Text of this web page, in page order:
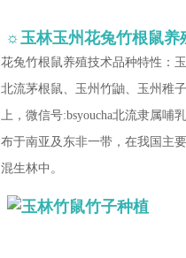
☼玉林玉州花兔竹根鼠养
花兔竹根鼠养殖技术品种特性：
北流茅根鼠、玉州竹鼬、玉州稚
上，微信号:bsyoucha北流隶属哺
布于南亚及东非一带，在我国主
混生林中。